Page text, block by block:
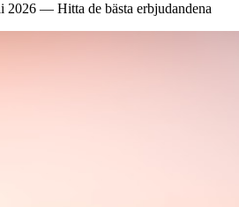
— Hitta de bästa erbjudandena